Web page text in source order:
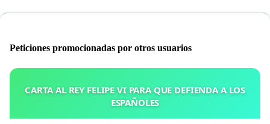
Peticiones promocionadas por otros usuarios
CARTA AL REY FELIPE VI PARA QUE DEFIENDA A LOS
ESPAÑOLES